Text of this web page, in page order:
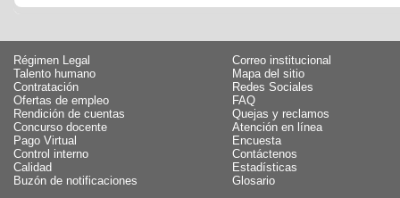
Régimen Legal
Talento humano
Contratación
Ofertas de empleo
Rendición de cuentas
Concurso docente
Pago Virtual
Control interno
Calidad
Buzón de notificaciones
Correo institucional
Mapa del sitio
Redes Sociales
FAQ
Quejas y reclamos
Atención en línea
Encuesta
Contáctenos
Estadísticas
Glosario